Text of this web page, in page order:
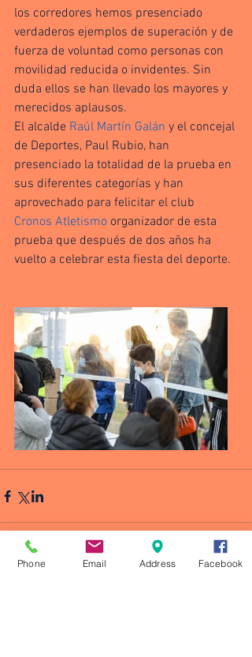
los corredores hemos presenciado
verdaderos ejemplos de superación y de
fuerza de voluntad como personas con
movilidad reducida o invidentes. Sin
duda ellos se han llevado los mayores y
merecidos aplausos.
El alcalde Raúl Martín Galán y el concejal
de Deportes, Paul Rubio, han
presenciado la totalidad de la prueba en
sus diferentes categorías y han
aprovechado para felicitar el club
Cronos Atletismo organizador de esta
prueba que después de dos años ha
vuelto a celebrar esta fiesta del deporte.
Phone Email Address Facebook